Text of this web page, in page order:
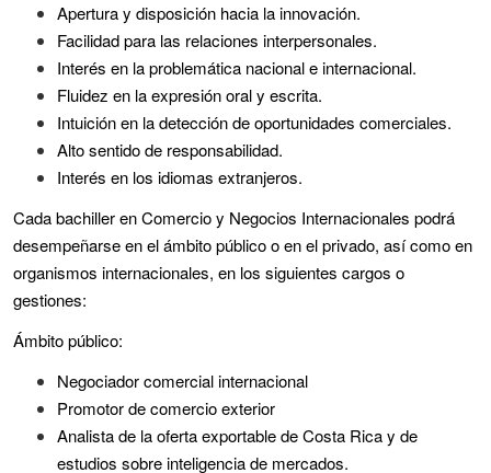
Apertura y disposición hacia la innovación.
Facilidad para las relaciones interpersonales.
Interés en la problemática nacional e internacional.
Fluidez en la expresión oral y escrita.
Intuición en la detección de oportunidades comerciales.
Alto sentido de responsabilidad.
Interés en los idiomas extranjeros.
Cada bachiller en Comercio y Negocios Internacionales podrá
desempeñarse en el ámbito público o en el privado, así como en
organismos internacionales, en los siguientes cargos o
gestiones:
Ámbito público:
Negociador comercial internacional
Promotor de comercio exterior
Analista de la oferta exportable de Costa Rica y de
estudios sobre inteligencia de mercados.